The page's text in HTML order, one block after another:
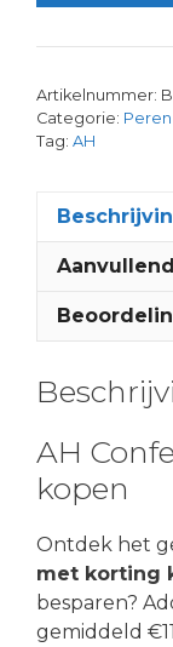
Artikelnummer:
Categorie: Peren
Tag: AH
AH
kopen
Ontdek het
met korting
besparen?
gemiddeld